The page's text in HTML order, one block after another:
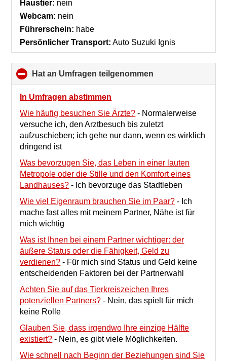
Haustier: nein
Webcam: nein
Führerschein: habe
Persönlicher Transport: Auto Suzuki Ignis
Hat an Umfragen teilgenommen
to
In Umfragen abstimmen
Wie häufig besuchen Sie Ärzte? - Normalerweise
versuche ich, den Arztbesuch bis zuletzt
aufzuschieben; ich gehe nur dann, wenn es wirklich
dringend ist
Was bevorzugen Sie, das Leben in einer lauten
Metropole oder die Stille und den Komfort eines
Landhauses? - Ich bevorzuge das Stadtleben
Wie viel Eigenraum brauchen Sie im Paar? - Ich
mache fast alles mit meinem Partner, Nähe ist für
mich wichtig
Was ist Ihnen bei einem Partner wichtiger: der
äußere Status oder die Fähigkeit, Geld zu
verdienen? - Für mich sind Status und Geld keine
entscheidenden Faktoren bei der Partnerwahl
Achten Sie auf das Tierkreiszeichen Ihres
potenziellen Partners? - Nein, das spielt für mich
keine Rolle
Glauben Sie, dass irgendwo Ihre einzige Hälfte
existiert? - Nein, es gibt viele Möglichkeiten.
Wie schnell nach Beginn der Beziehungen sind Sie